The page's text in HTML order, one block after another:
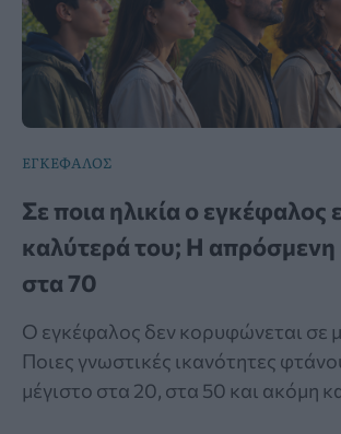
ΕΓΚΕΦΑΛΟΣ
Σε ποια ηλικία ο εγκέφαλος
καλύτερά του; Η απρόσμενη
στα 70
Ο εγκέφαλος δεν κορυφώνεται σε
Ποιες γνωστικές ικανότητες
μέγιστο στα 20, στα 50 και ακόμη